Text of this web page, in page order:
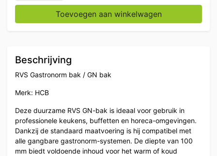
Toevoegen aan winkelwagen
Beschrijving
RVS Gastronorm bak / GN bak
Merk: HCB
Deze duurzame RVS GN-bak is ideaal voor gebruik in
professionele keukens, buffetten en horeca-omgevingen.
Dankzij de standaard maatvoering is hij compatibel met
alle gangbare gastronorm-systemen. De diepte van 100
mm biedt voldoende inhoud voor het warm of koud